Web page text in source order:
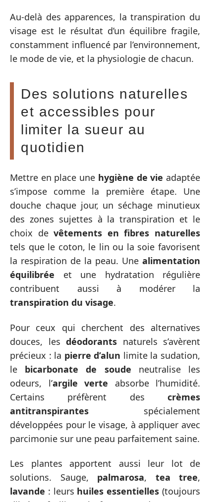
Au-delà des apparences, la transpiration du
visage est le résultat d’un équilibre fragile,
constamment influencé par l’environnement,
le mode de vie, et la physiologie de chacun.
Des solutions naturelles
et accessibles pour
limiter la sueur au
quotidien
Mettre en place une hygiène de vie adaptée
s’impose comme la première étape. Une
douche chaque jour, un séchage minutieux
des zones sujettes à la transpiration et le
choix devêtements en fibres naturelles
tels que le coton, le lin ou la soie favorisent
la respiration de la peau. Une alimentation
équilibrée et une hydratation régulière
contribuent aussi à modérer la
transpiration du visage.
Pour ceux qui cherchent des alternatives
douces, les déodorants naturels s’avèrent
précieux : la pierre d’alun limite la sudation,
le bicarbonate de soude neutralise les
odeurs, l’argile verte absorbe l’humidité.
Certains préfèrent des crèmes
antitranspirantes spécialement
développées pour le visage, à appliquer avec
parcimonie sur une peau parfaitement saine.
Les plantes apportent aussi leur lot de
solutions. Sauge, palmarosa, tea tree,
lavande : leurs huiles essentielles (toujours